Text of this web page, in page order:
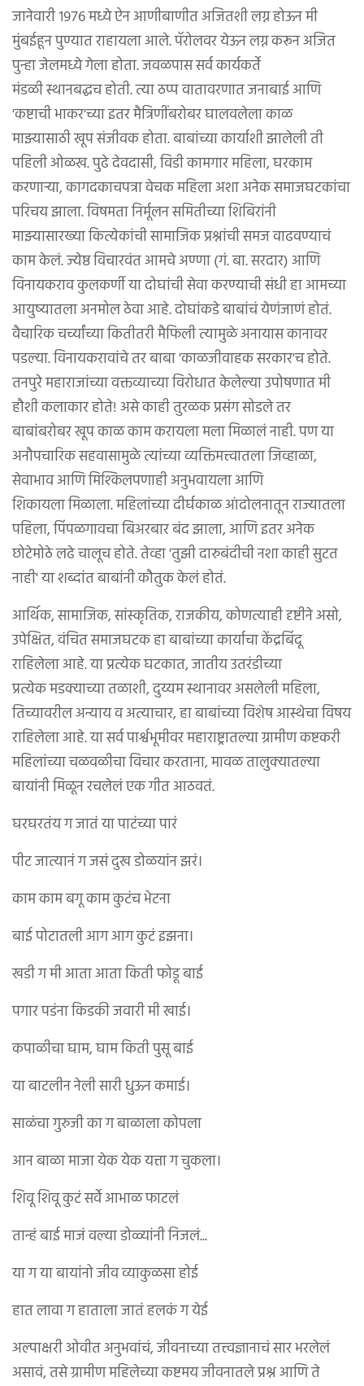
जानेवारी १९७६ मध्ये ऐन आणीबाणीत अजितशी लग्न होऊन मी
मुंबईहून पुण्यात राहायला आले. पॅरोलवर येऊन लग्न करून अजित
पुन्हा जेलमध्ये गेला होता. जवळपास सर्व कार्यकर्ते
मंडळी स्थानबद्धच होती. त्या ठप्प वातावरणात जनाबाई आणि
'कष्टाची भाकर'च्या इतर मैत्रिणींबरोबर घालवलेला काळ
माझ्यासाठी खूप संजीवक होता. बाबांच्या कार्याशी झालेली ती
पहिली ओळख. पुढे देवदासी, विडी कामगार महिला, घरकाम
करणाऱ्या, कागदकाचपत्रा वेचक महिला अशा अनेक समाजघटकांचा
परिचय झाला. विषमता निर्मूलन समितीच्या शिबिरांनी
माझ्यासारख्या कित्येकांची सामाजिक प्रश्नांची समज वाढवण्याचं
काम केलं. ज्येष्ठ विचारवंत आमचे अण्णा (गं. बा. सरदार) आणि
विनायकराव कुलकर्णी या दोघांची सेवा करण्याची संधी हा आमच्या
आयुष्यातला अनमोल ठेवा आहे. दोघांकडे बाबांचं येणंजाणं होतं.
वैचारिक चर्च्यांच्या कितीतरी मैफिली त्यामुळे अनायास कानावर
पडल्या. विनायकरावांचे तर बाबा 'काळजीवाहक सरकार'च होते.
तनपुरे महाराजांच्या वक्तव्याच्या विरोधात केलेल्या उपोषणात मी
हौशी कलाकार होते! असे काही तुरळक प्रसंग सोडले तर
बाबांबरोबर खूप काळ काम करायला मला मिळालं नाही. पण या
अनौपचारिक सहवासामुळे त्यांच्या व्यक्तिमत्त्वातला जिव्हाळा,
सेवाभाव आणि मिश्किलपणाही अनुभवायला आणि
शिकायला मिळाला. महिलांच्या दीर्घकाळ आंदोलनातून राज्यातला
पहिला, पिंपळगावचा बिअरबार बंद झाला, आणि इतर अनेक
छोटेमोठे लढे चालूच होते. तेव्हा 'तुझी दारुबंदीची नशा काही सुटत
नाही' या शब्दांत बाबांनी कौतुक केलं होतं.
आर्थिक, सामाजिक, सांस्कृतिक, राजकीय, कोणत्याही दृष्टीने असो,
उपेक्षित, वंचित समाजघटक हा बाबांच्या कार्याचा केंद्रबिंदू
राहिलेला आहे. या प्रत्येक घटकात, जातीय उतरंडीच्या
प्रत्येक मडक्याच्या तळाशी, दुय्यम स्थानावर असलेली महिला,
तिच्यावरील अन्याय व अत्याचार, हा बाबांच्या विशेष आस्थेचा विषय
राहिलेला आहे. या सर्व पार्श्वभूमीवर महाराष्ट्रातल्या ग्रामीण कष्टकरी
महिलांच्या चळवळीचा विचार करताना, मावळ तालुक्यातल्या
बायांनी मिळून रचलेलं एक गीत आठवतं.
घरघरतंय ग जातं या पाटंच्या पारं
पीट जात्यानं ग जसं दुख डोळयांन झरं।
काम काम बगू काम कुटंच भेटना
बाई पोटातली आग आग कुटं इझना।
खडी ग मी आता आता किती फोडू बाई
पगार पडंना किडकी जवारी मी खाई।
कपाळीचा घाम, घाम किती पुसू बाई
या बाटलीन नेली सारी धुऊन कमाई।
साळंचा गुरुजी का ग बाळाला कोपला
आन बाळा माजा येक येक यत्ता ग चुकला।
शिवू शिवू कुटं सर्वे आभाळ फाटलं
तान्हं बाई माजं वल्या डोळ्यांनी निजलं...
या ग या बायांनो जीव व्याकुळसा होई
हात लावा ग हाताला जातं हलकं ग येई
अल्पाक्षरी ओवीत अनुभवांचं, जीवनाच्या तत्त्वज्ञानाचं सार भरलेलं
असावं, तसे ग्रामीण महिलेच्या कष्टमय जीवनातले प्रश्न आणि ते